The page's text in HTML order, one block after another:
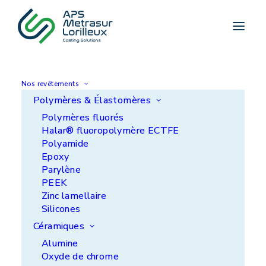
Nos revêtements
Polymères & Élastomères
Polymères fluorés
Halar® fluoropolymère ECTFE
Polyamide
Epoxy
Parylène
PEEK
Zinc lamellaire
Silicones
Céramiques
Alumine
Oxyde de chrome
Accueil Moins de bruit, plus de confort !
Moins de bruit, plus de
confort !